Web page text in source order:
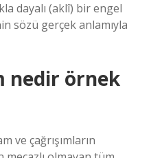
dayalı (aklî) bir engel
sözü gerçek anlamıyla
nedir örnek
ve çağrışımların